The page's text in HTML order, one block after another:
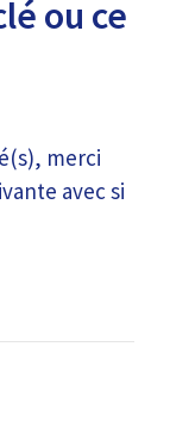
ou ce
merci
avec si